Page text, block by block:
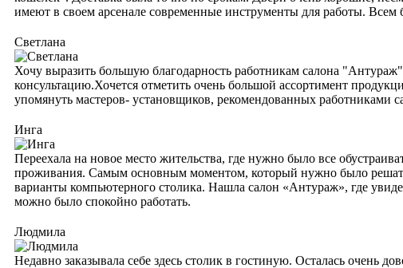
имеют в своем арсенале современные инструменты для работы. Всем
Светлана
Хочу выразить большую благодарность работникам салона
консультацию.Хочется отметить очень большой ассортимент
упомянуть мастеров- установщиков, рекомендованных работниками
Инга
Переехала на новое место жительства, где нужно было все
проживания. Самым основным моментом, который нужно было
варианты компьютерного столика. Нашла салон «Антураж», где
можно было спокойно работать.
Людмила
Недавно заказывала себе здесь столик в гостиную. Осталась очень